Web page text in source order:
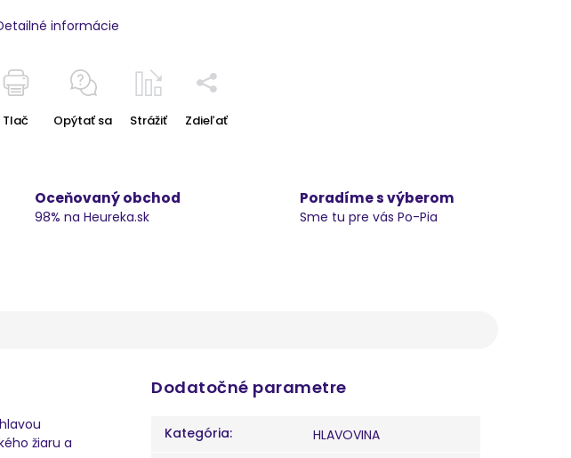
informácie
Tlač Opýtať sa Strážiť Zdieľať
Oceňovaný obchod
98% na Heureka.sk
Poradíme s výberom
Sme tu pre vás Po-Pia
žiaru a
Dodatočné parametre
Kategória:
HLAVOVINA